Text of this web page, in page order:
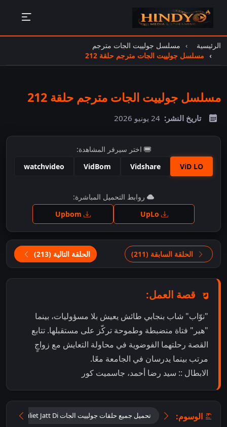
الرئيسية
مسلسل جولييت الجات مترجم
مسلسل جولييت الجات مترجم حلقة 212
مسلسل جولييت الجات مترجم حلقة 212
تاريخ النشر: 24 يونيو 2026
اختر سيرفر المشاهدة:
ViD LO
Vidshare
VidBom
watchvideo
اضغط للمشاهدة
روابط التحميل المباشرة:
الحلقة السابقة (211) الحلقة التالية (213)
قصة العمل:
"نوّاب" شاب بنجابي طائش يعيش بلا مسؤوليات، بينما
"هير" فتاة منضبطة وطموحة تركّز على مستقبلها. تتابع
القصة رحلتهما الفوضوية في محاولة التعايش مع زواجٍ
مرتب بينما يدرسان في الجامعة معًا.
الابطال :: سيد رضا أحمد، جاسميت كور
الوسوم: تحميل جميع حلقات جولييت الجات Tu Juliet Jatt Di مترجمة